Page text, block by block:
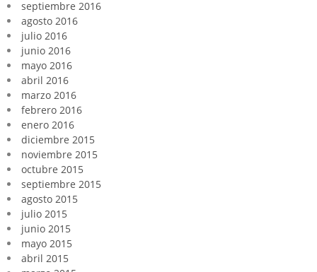
septiembre 2016
agosto 2016
julio 2016
junio 2016
mayo 2016
abril 2016
marzo 2016
febrero 2016
enero 2016
diciembre 2015
noviembre 2015
octubre 2015
septiembre 2015
agosto 2015
julio 2015
junio 2015
mayo 2015
abril 2015